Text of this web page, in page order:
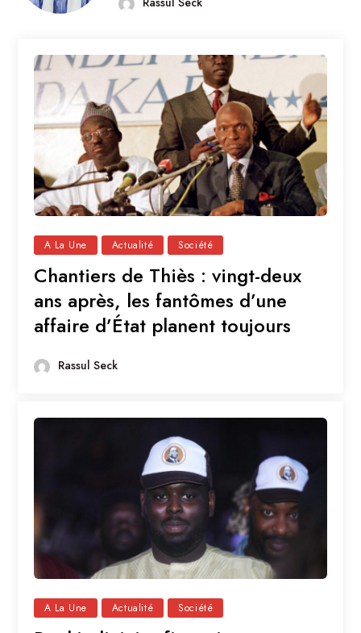
A La Une Actualité Société
Chantiers de Thiès : vingt-deux
ans après, les fantômes d’une
affaire d’État planent toujours
Rassul Seck
A La Une Actualité Société